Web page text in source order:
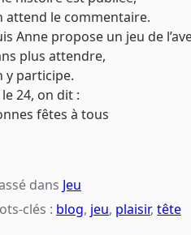
attend le commentaire.
Anne propose un jeu de
plus attendre,
y participe.
24, on dit :
fêtes à tous
dans Jeu
clés : blog, jeu, plaisir, tête